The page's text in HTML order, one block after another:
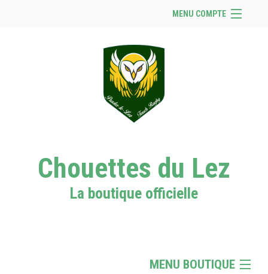
MENU COMPTE
Se connecter
Panier ( vide)
Chouettes du Lez
La boutique officielle
MENU BOUTIQUE